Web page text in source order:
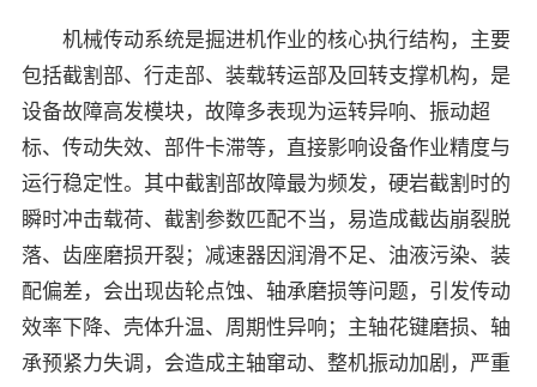
机械传动系统是掘进机作业的核心执行结构，主要
包括截割部、行走部、装载转运部及回转支撑机构，是
设备故障高发模块，故障多表现为运转异响、振动超
标、传动失效、部件卡滞等，直接影响设备作业精度与
运行稳定性。其中截割部故障最为频发，硬岩截割时的
瞬时冲击载荷、截割参数匹配不当，易造成截齿崩裂脱
落、齿座磨损开裂；减速器因润滑不足、油液污染、装
配偏差，会出现齿轮点蚀、轴承磨损等问题，引发传动
效率下降、壳体升温、周期性异响；主轴花键磨损、轴
承预紧力失调，会造成主轴窜动、整机振动加剧，严重